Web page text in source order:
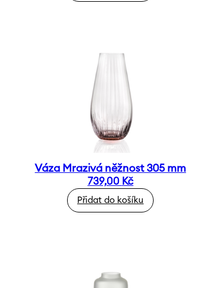
Váza Mrazivá něžnost 305 mm
739,00 Kč
Přidat do košíku